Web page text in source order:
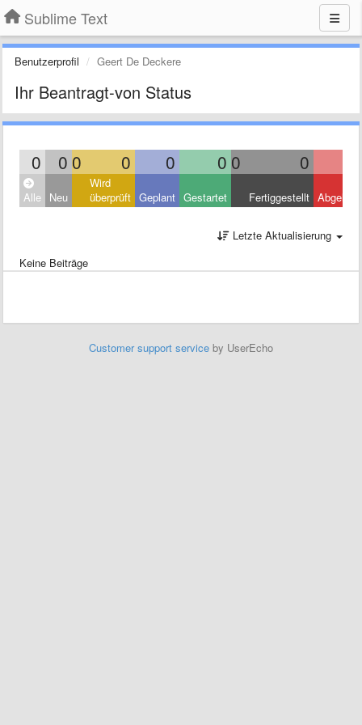
Sublime Text
Benutzerprofil Geert De Deckere
Ihr Beantragt-von Status
0 0 0 0 0 0 0 0
Alle Neu
Wird
überprüft Geplant Gestartet Fertiggestellt
Letzte Aktualisierung
Keine Beiträge
Customer support service by UserEcho